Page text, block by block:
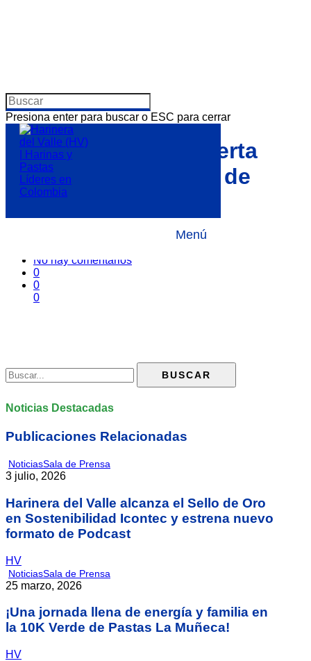
Presiona enter para buscar o ESC para cerrar
Menú
Harinera del Valle alerta
sobre falsas ofertas de
empleo
Sala de Prensa
No hay comentarios
0
0
0
Noticias Destacadas
Publicaciones Relacionadas
NoticiasSala de Prensa
3 julio, 2026
Harinera del Valle alcanza el Sello de Oro
en Sostenibilidad Icontec y estrena nuevo
formato de Podcast
HV
NoticiasSala de Prensa
25 marzo, 2026
¡Una jornada llena de energía y familia en
la 10K Verde de Pastas La Muñeca!
HV